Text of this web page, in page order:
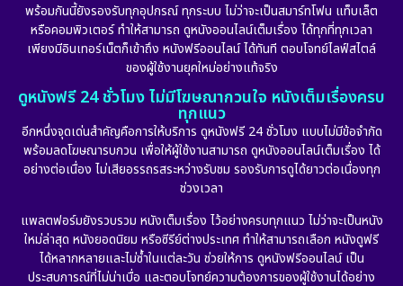
พร้อมกันนี้ยังรองรับทุกอุปกรณ์ ทุกระบบ ไม่ว่าจะเป็นสมาร์ทโฟน แท็บเล็ต
หรือคอมพิวเตอร์ ทำให้สามารถ ดูหนังออนไลน์เต็มเรื่อง ได้ทุกที่ทุกเวลา
เพียงมีอินเทอร์เน็ตก็เข้าถึง หนังฟรีออนไลน์ ได้ทันที ตอบโจทย์ไลฟ์สไตล์
ของผู้ใช้งานยุคใหม่อย่างแท้จริง
ดูหนังฟรี 24 ชั่วโมง ไม่มีโฆษณากวนใจ หนังเต็มเรื่องครบ
ทุกแนว
อีกหนึ่งจุดเด่นสำคัญคือการให้บริการ ดูหนังฟรี 24 ชั่วโมง แบบไม่มีข้อจำกัด
พร้อมลดโฆษณารบกวน เพื่อให้ผู้ใช้งานสามารถ ดูหนังออนไลน์เต็มเรื่อง ได้
อย่างต่อเนื่อง ไม่เสียอรรถรสระหว่างรับชม รองรับการดูได้ยาวต่อเนื่องทุก
ช่วงเวลา
แพลตฟอร์มยังรวบรวม หนังเต็มเรื่อง ไว้อย่างครบทุกแนว ไม่ว่าจะเป็นหนัง
ใหม่ล่าสุด หนังยอดนิยม หรือซีรีย์ต่างประเทศ ทำให้สามารถเลือก หนังดูฟรี
ได้หลากหลายและไม่ซ้ำในแต่ละวัน ช่วยให้การ ดูหนังฟรีออนไลน์ เป็น
ประสบการณ์ที่ไม่น่าเบื่อ และตอบโจทย์ความต้องการของผู้ใช้งานได้อย่าง